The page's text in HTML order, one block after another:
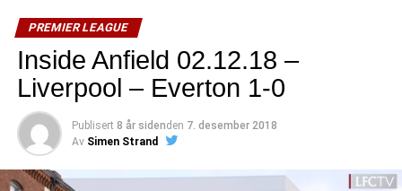
PREMIER LEAGUE
Inside Anfield 02.12.18 –
Liverpool – Everton 1-0
Publisert 8 år sidenden 7. desember 2018
Av Simen Strand